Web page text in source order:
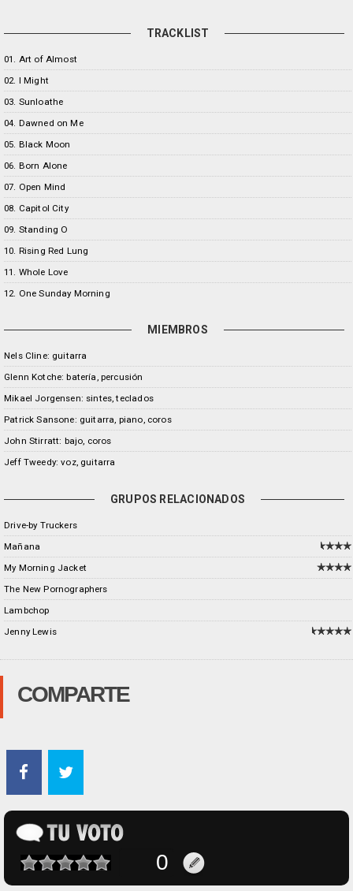
TRACKLIST
01. Art of Almost
02. I Might
03. Sunloathe
04. Dawned on Me
05. Black Moon
06. Born Alone
07. Open Mind
08. Capitol City
09. Standing O
10. Rising Red Lung
11. Whole Love
12. One Sunday Morning
MIEMBROS
Nels Cline: guitarra
Glenn Kotche: batería, percusión
Mikael Jorgensen: sintes, teclados
Patrick Sansone: guitarra, piano, coros
John Stirratt: bajo, coros
Jeff Tweedy: voz, guitarra
GRUPOS RELACIONADOS
Drive-by Truckers
Mañana
My Morning Jacket
The New Pornographers
Lambchop
Jenny Lewis
COMPARTE